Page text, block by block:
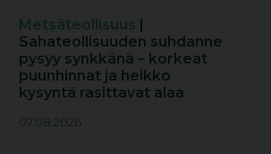
Metsäteollisuus |
Sahateollisuuden suhdanne
pysyy synkkänä – korkeat
puunhinnat ja heikko
kysyntä rasittavat alaa
07.08.2026